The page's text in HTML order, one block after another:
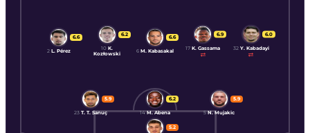
5.2
5.9
23 T. T. Sanuç
6.2
14 M. Abena
5.9
5 N. Mujakic
6.6
2 L. Pérez
6.2
10 K.
Kozłowski
6.6
6 M. Kabasakal
6.9
17 K. Gassama
6.0
32 Y. Kabadayi